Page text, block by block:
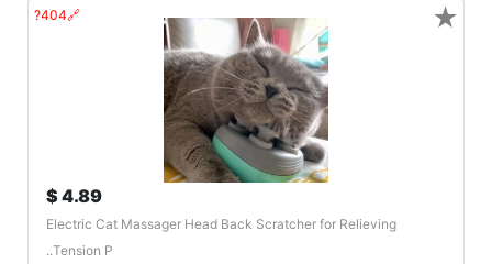
🔗404?
4.89 $
Electric Cat Massager Head Back Scratcher for Relieving
Tension P..
★